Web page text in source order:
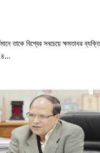
তাকে বিশ্বের সবচেয়ে ক্ষমতাধর
৪...